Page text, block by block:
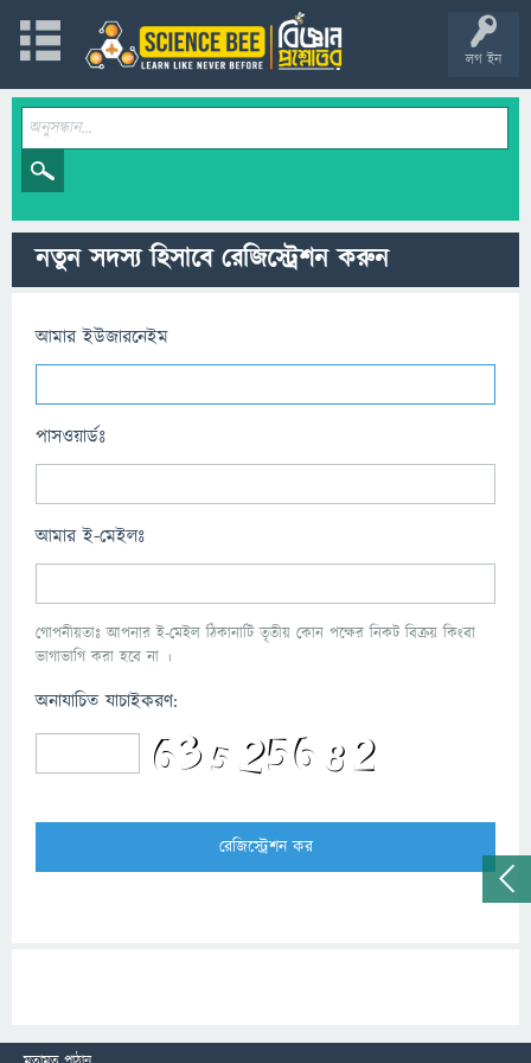
লগ ইন
নতুন সদস্য হিসাবে রেজিস্ট্রেশন করুন
আমার ইউজারনেইম
পাসওয়ার্ডঃ
আমার ই-মেইলঃ
গোপনীয়তাঃ আপনার ই-মেইল ঠিকানাটি তৃতীয় কোন পক্ষের নিকট বিক্রয় কিংবা
ভাগাভাগি করা হবে না ।
অনাযাচিত যাচাইকরণ: